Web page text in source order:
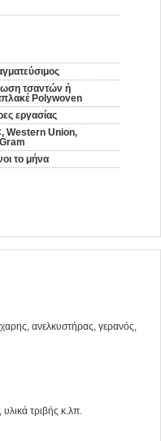
τσαντών ή
Polywoven
εργασίας
Western Union,
το μήνα
ανελκυστήρας, γερανός,
υλικά τριβής κ.λπ.